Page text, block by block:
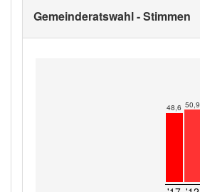
Gemeinderatswahl - Stimmen
48,6 50,9